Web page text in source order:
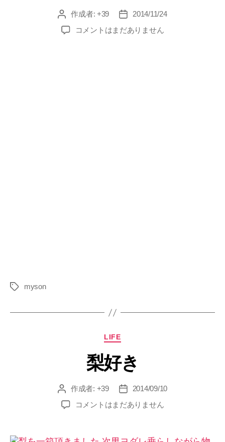
投
稿
者
作成者: +39
投
稿
日
2014/11/24
ユ
コメントはまだありません
タ
myson
カ
ゴ
リ
LIFE
梨好き
投
稿
者
作成者: +39
投
稿
日
2014/09/10
梨
へ
コメントはまだありません